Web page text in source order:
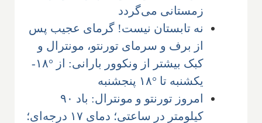
زمستانی می‌گردد
نه تابستان نیست! گرمای عجیب پس
از برف و سرمای تورنتو، مونترال و
کبک بیشتر از ونکوور بارانی: از °۱۸-
یکشنبه تا °۱۸ پنجشنبه
امروز تورنتو و مونترال: باد ۹۰
کیلومتر در ساعتی؛ دمای ۱۷ درجه‌ای؛